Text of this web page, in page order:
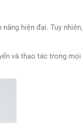
hiện đại. Tuy
và thao tác trong